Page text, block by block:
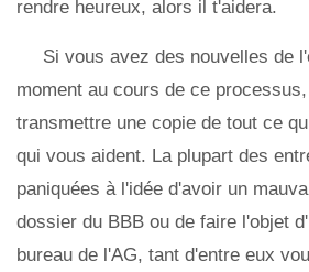
rendre heureux, alors il t'aidera.
Si vous avez des nouvelles de
moment au cours de ce
transmettre une copie de tout ce
qui vous aident. La plupart des
paniquées à l'idée d'avoir un
dossier du BBB ou de faire l'objet
bureau de l'AG, tant d'entre eux